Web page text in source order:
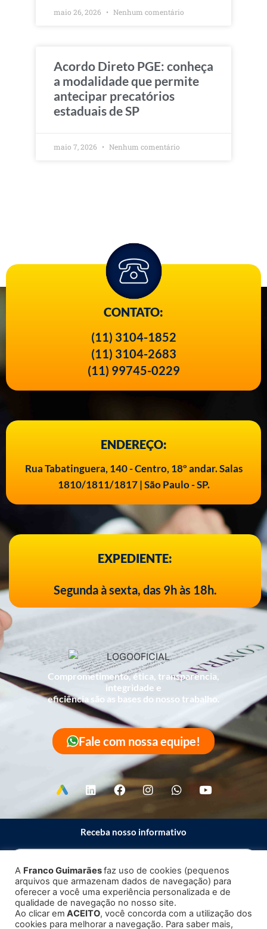
maio 26, 2026 Nenhum comentário
Acordo Direto PGE: conheça
a modalidade que permite
antecipar precatórios
estaduais de SP
maio 7, 2026 Nenhum comentário
CONTATO:
(11) 3104-1852
(11) 3104-2683
(11) 99745-0229
ENDEREÇO:
Rua Tabatinguera, 140 - Centro, 18º andar. Salas
1810/1811/1817 | São Paulo - SP.
EXPEDIENTE:
Segunda à sexta, das 9h às 18h.
Comprometimento, ética, transparência,
integridade e
eficiência são as bases do nosso trabalho.
Fale com nossa equipe!
Receba nosso informativo
Enviar
A Franco Guimarãesfaz uso de cookies (pequenos
arquivos que armazenam dados de navegação) para
oferecer a você uma experiência personalizada e de
qualidade de navegação no nosso site.
Ao clicar em ACEITO, você concorda com a utilização dos
cookies para melhorar a navegação. Para saber mais,